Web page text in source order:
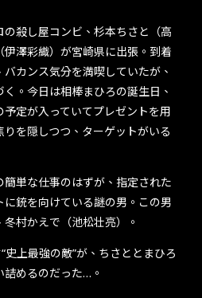
殺し屋コンビ、杉本ちさと（高
澤彩織）が宮崎県に出張。到着
カンス気分を満喫していたが、
。今日は相棒まひろの誕生日、
定が入っていてプレゼントを用
を隠しつつ、ターゲットがいる
単な仕事のはずが、指定された
銃を向けている謎の男。この男
村かえで（池松壮亮）。
上最強の敵”が、ちさととまひろ
めるのだった…。